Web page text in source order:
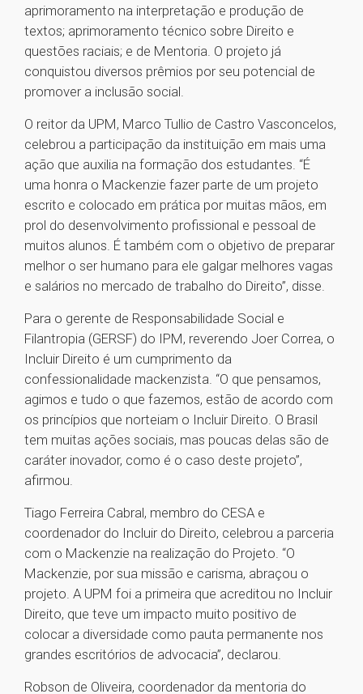
aprimoramento na interpretação e produção de
textos; aprimoramento técnico sobre Direito e
questões raciais; e de Mentoria. O projeto já
conquistou diversos prêmios por seu potencial de
promover a inclusão social.
O reitor da UPM, Marco Tullio de Castro Vasconcelos,
celebrou a participação da instituição em mais uma
ação que auxilia na formação dos estudantes. “É
uma honra o Mackenzie fazer parte de um projeto
escrito e colocado em prática por muitas mãos, em
prol do desenvolvimento profissional e pessoal de
muitos alunos. É também com o objetivo de preparar
melhor o ser humano para ele galgar melhores vagas
e salários no mercado de trabalho do Direito”, disse.
Para o gerente de Responsabilidade Social e
Filantropia (GERSF) do IPM, reverendo Joer Correa, o
Incluir Direito é um cumprimento da
confessionalidade mackenzista. “O que pensamos,
agimos e tudo o que fazemos, estão de acordo com
os princípios que norteiam o Incluir Direito. O Brasil
tem muitas ações sociais, mas poucas delas são de
caráter inovador, como é o caso deste projeto”,
afirmou.
Tiago Ferreira Cabral, membro do CESA e
coordenador do Incluir do Direito, celebrou a parceria
com o Mackenzie na realização do Projeto. “O
Mackenzie, por sua missão e carisma, abraçou o
projeto. A UPM foi a primeira que acreditou no Incluir
Direito, que teve um impacto muito positivo de
colocar a diversidade como pauta permanente nos
grandes escritórios de advocacia”, declarou.
Robson de Oliveira, coordenador da mentoria do